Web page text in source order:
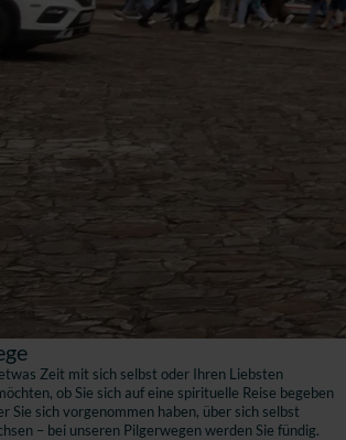
Zeit mit sich selbst oder Ihren Liebsten
ob Sie sich auf eine spirituelle Reise begeben
Sie sich vorgenommen haben, über sich selbst
– bei unseren Pilgerwegen werden Sie fündig.